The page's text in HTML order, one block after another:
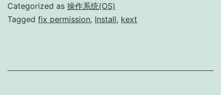
Categorized as 操作系统(OS)
Tagged fix permission, Install, kext